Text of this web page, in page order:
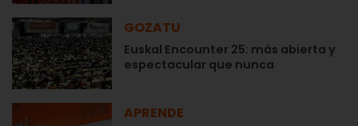
GOZATU
Euskal Encounter 25: más abierta y
espectacular que nunca
APRENDE